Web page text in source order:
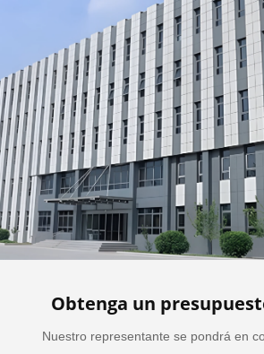
Obtenga un
Nuestro representante se pondrá en